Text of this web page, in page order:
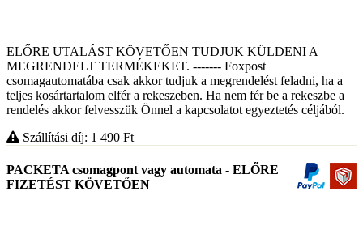
ELŐRE UTALÁST KÖVETŐEN TUDJUK KÜLDENI A
MEGRENDELT TERMÉKEKET. ------- Foxpost
csomagautomatába csak akkor tudjuk a megrendelést feladni, ha a
teljes kosártartalom elfér a rekeszeben. Ha nem fér be a rekeszbe a
rendelés akkor felvesszük Önnel a kapcsolatot egyeztetés céljából.
Szállítási díj: 1 490 Ft
PACKETA csomagpont vagy automata - ELŐRE
FIZETÉST KÖVETŐEN